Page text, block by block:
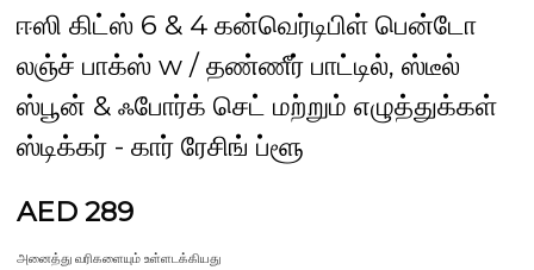
ஈஸி கிட்ஸ் 6 & 4 கன்வெர்டிபிள் பென்டோ
லஞ்ச் பாக்ஸ் w / தண்ணீர் பாட்டில், ஸ்டீல்
ஸ்பூன் & ஃபோர்க் செட் மற்றும் எழுத்துக்கள்
ஸ்டிக்கர் - கார் ரேசிங் ப்ளூ
AED 289
அனைத்து வரிகளையும் உள்ளடக்கியது